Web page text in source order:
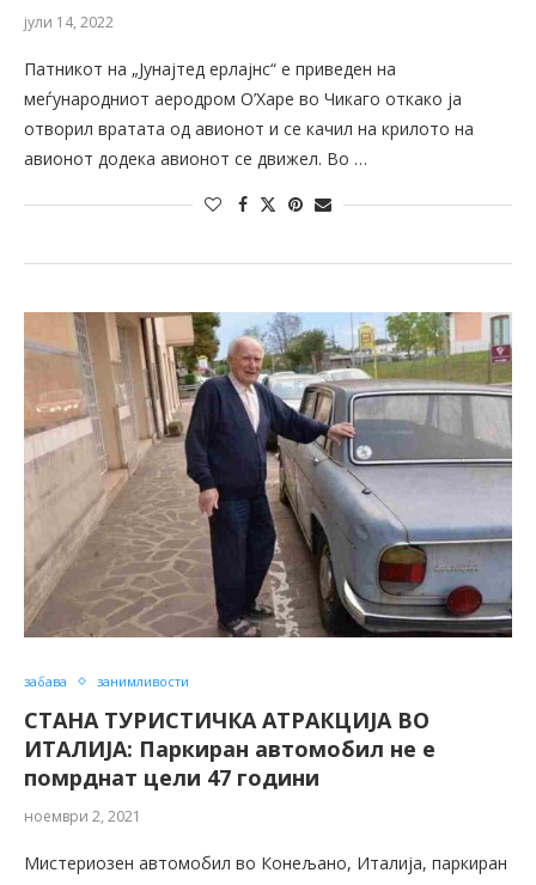
јули 14, 2022
Патникот на „Јунајтед ерлајнс“ е приведен на
меѓународниот аеродром О’Харе во Чикаго откако ја
отворил вратата од авионот и се качил на крилото на
авионот додека авионот се движел. Во …
забава занимливости
СТАНА ТУРИСТИЧКА АТРАКЦИЈА ВО
ИТАЛИЈА: Паркиран автомобил не е
помрднат цели 47 години
ноември 2, 2021
Мистериозен автомобил во Конељано, Италија, паркиран